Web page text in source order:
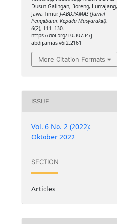
Dusun Galingan, Boreng, Lumajang,
Jawa Timur. J-ABDIPAMAS (Jurnal
Pengabdian Kepada Masyarakat),
6(2), 111–130.
https://doi.org/10.30734/j-
abdipamas.v6i2.2161
More Citation Formats
ISSUE
Vol. 6 No. 2 (2022):
Oktober 2022
SECTION
Articles